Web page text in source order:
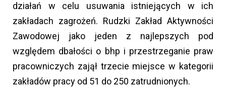
działań w celu usuwania istniejących w ich
zakładach zagrożeń. Rudzki Zakład Aktywności
Zawodowej jako jeden z najlepszych pod
względem dbałości o bhp i przestrzeganie praw
pracowniczych zajął trzecie miejsce w kategorii
zakładów pracy od 51 do 250 zatrudnionych.